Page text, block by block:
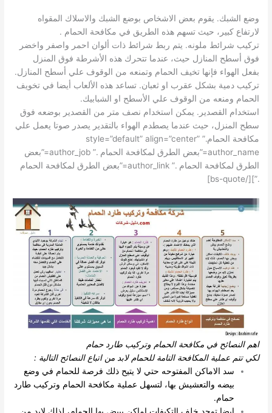
وضع الشبك. يقوم بعض الاشخاص بوضع الشبك والاسلاك المقواه
لارتفاع كبير، حيث تسهم هذه الطريق في مكافحة الحمام .
تركيب شرائط ملونه. يتم ربط شرائط ذات ألوان احمر واصفر واخضر
فوق أسطح المنازل حيث، عندما تتحرك هذه الأشرطة فوق المنزل
بفعل الهواء فإنها تخيف الحمام وتمنعه من الوقوف علي أسطح المنازل.
تركيب دمية بشكل عقرب او ثعبان. تساعد هذه الألعاب أيضا في تخويف
الحمام ومنعه من الوقوف علي الأسطح او الشبابيك.
استخدام القصدير. يمكن استخدام نصف متر من القصدير بوضعه فوق
سطح المنزل، حيث عندما يصطدم الهواء بالتقدير يصدر صوتا يعمل علي
مكافحة الحمام.” style=”default” align=”center”
author_name=”بعض الطرق لمكافحة الحمام .” author_job=”بعض
الطرق لمكافحة الحمام .” author_link=”بعض الطرق لمكافحة الحمام
.”][/bs-quote]
اهم النصائح في مكافحة الحمام وتركيب طارد حمام
لكي تتم عملية المكافحة التامة للحمام لابد من اتباع النصائح التالية :
سد الاماكن المفتوحه حتي لا يتيح ذلك فرصة للحمام في وضع
بيضه والتعشيش بها، لتسهل عملية مكافحة الحمام وتركيب طارد
حمام.
ايضا توجد خلف التكيفات اماكن يبيض بها الحمام، لذلك لابد من